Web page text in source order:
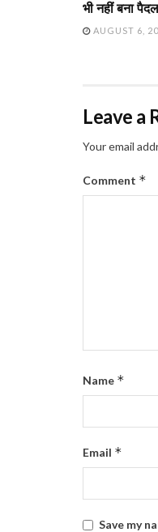
भी नहीं बना
AUGUST 6,
Leave a
Your email
Comment *
Name *
Email *
Save my